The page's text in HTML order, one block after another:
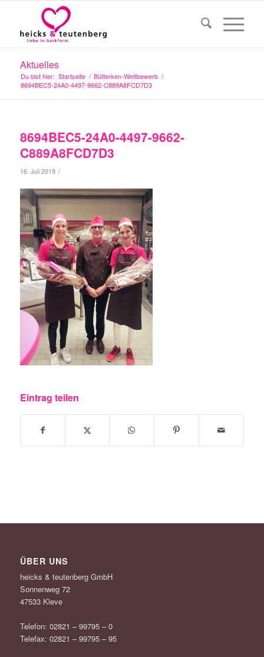
Aktuelles
Du bist hier: Startseite / Bütterken-Wettbewerb /
8694BEC5-24A0-4497-9662-C889A8FCD7D3
8694BEC5-24A0-4497-9662-
C889A8FCD7D3
16. Juli 2019 /
Eintrag teilen
ÜBER UNS
heicks & teutenberg GmbH
Sonnenweg 72
47533 Kleve
Telefon: 02821 – 99795 – 0
Telefax: 02821 – 99795 – 95